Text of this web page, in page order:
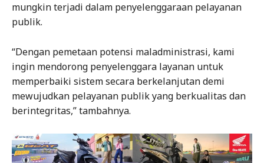
mungkin terjadi dalam penyelenggaraan pelayanan
publik.
“Dengan pemetaan potensi maladministrasi, kami
ingin mendorong penyelenggara layanan untuk
memperbaiki sistem secara berkelanjutan demi
mewujudkan pelayanan publik yang berkualitas dan
berintegritas,” tambahnya.